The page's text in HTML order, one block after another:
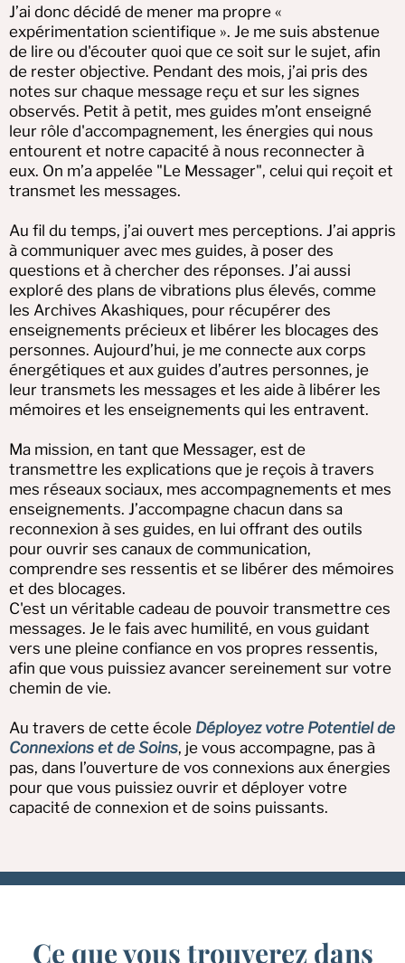
J’ai donc décidé de mener ma propre «
expérimentation scientifique ». Je me suis abstenue
de lire ou d'écouter quoi que ce soit sur le sujet, afin
de rester objective. Pendant des mois, j’ai pris des
notes sur chaque message reçu et sur les signes
observés. Petit à petit, mes guides m’ont enseigné
leur rôle d'accompagnement, les énergies qui nous
entourent et notre capacité à nous reconnecter à
eux. On m’a appelée "Le Messager", celui qui reçoit et
transmet les messages.
Au fil du temps, j’ai ouvert mes perceptions. J’ai appris
à communiquer avec mes guides, à poser des
questions et à chercher des réponses. J’ai aussi
exploré des plans de vibrations plus élevés, comme
les Archives Akashiques, pour récupérer des
enseignements précieux et libérer les blocages des
personnes. Aujourd’hui, je me connecte aux corps
énergétiques et aux guides d’autres personnes, je
leur transmets les messages et les aide à libérer les
mémoires et les enseignements qui les entravent.
Ma mission, en tant que Messager, est de
transmettre les explications que je reçois à travers
mes réseaux sociaux, mes accompagnements et mes
enseignements. J’accompagne chacun dans sa
reconnexion à ses guides, en lui offrant des outils
pour ouvrir ses canaux de communication,
comprendre ses ressentis et se libérer des mémoires
et des blocages.
C'est un véritable cadeau de pouvoir transmettre ces
messages. Je le fais avec humilité, en vous guidant
vers une pleine confiance en vos propres ressentis,
afin que vous puissiez avancer sereinement sur votre
chemin de vie.
Au travers de cette école Déployez votre Potentiel de
Connexions et de Soins, je vous accompagne, pas à
pas, dans l’ouverture de vos connexions aux énergies
pour que vous puissiez ouvrir et déployer votre
capacité de connexion et de soins puissants.
Ce que vous trouverez dans